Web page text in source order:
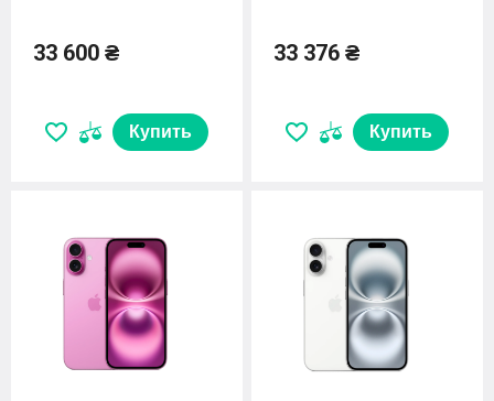
33 600 ₴
Купить
33 376 ₴
Купить